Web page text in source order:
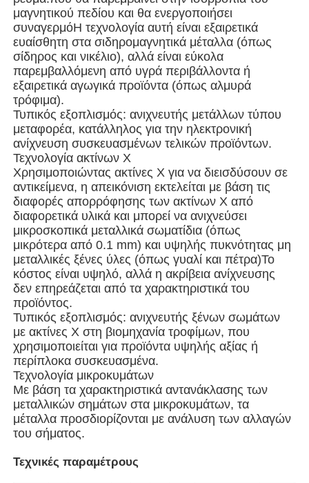
Σχετικά με εμάς
Επισκέψεις στο εργοστάσιο
Ποιοτικός έλεγχος
Επικοινωνήστε μαζί μας
Νέα
Υποθέσεις
Μηχανή περιστροφικής συσκευασίας
Μηχανή συσκευασίας πολλαπλών λωρίδων
Desiccant μηχανή Inserter
Μηχανή μέτρησης καρτών
μαγνητικού πεδίου και θα ενεργοποιήσει
συναγερμόΗ τεχνολογία αυτή είναι εξαιρετικά
ευαίσθητη στα σιδηρομαγνητικά μέταλλα (όπως
σίδηρος και νικέλιο), αλλά είναι εύκολα
παρεμβαλλόμενη από υγρά περιβάλλοντα ή
εξαιρετικά αγωγικά προϊόντα (όπως αλμυρά
τρόφιμα).
Τυπικός εξοπλισμός: ανιχνευτής μετάλλων τύπου
μεταφορέα, κατάλληλος για την ηλεκτρονική
ανίχνευση συσκευασμένων τελικών προϊόντων.
Τεχνολογία ακτίνων Χ
Χρησιμοποιώντας ακτίνες Χ για να διεισδύσουν σε
αντικείμενα, η απεικόνιση εκτελείται με βάση τις
διαφορές απορρόφησης των ακτίνων Χ από
διαφορετικά υλικά και μπορεί να ανιχνεύσει
μικροσκοπικά μεταλλικά σωματίδια (όπως
μικρότερα από 0.1 mm) και υψηλής πυκνότητας μη
μεταλλικές ξένες ύλες (όπως γυαλί και πέτρα)Το
κόστος είναι υψηλό, αλλά η ακρίβεια ανίχνευσης
δεν επηρεάζεται από τα χαρακτηριστικά του
προϊόντος.
Τυπικός εξοπλισμός: ανιχνευτής ξένων σωμάτων
με ακτίνες Χ στη βιομηχανία τροφίμων, που
χρησιμοποιείται για προϊόντα υψηλής αξίας ή
περίπλοκα συσκευασμένα.
Τεχνολογία μικροκυμάτων
Με βάση τα χαρακτηριστικά αντανάκλασης των
μεταλλικών σημάτων στα μικροκυμάτων, τα
μέταλλα προσδιορίζονται με ανάλυση των αλλαγών
του σήματος.
Τεχνικές παραμέτρους